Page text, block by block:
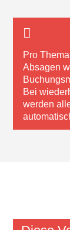
Pro
Absagen
Bei
werden